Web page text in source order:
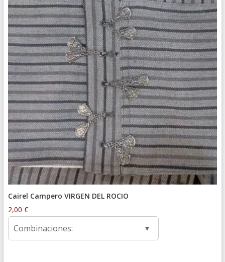
Cairel Campero VIRGEN DEL ROCIO
2,00 €
Combinaciones: